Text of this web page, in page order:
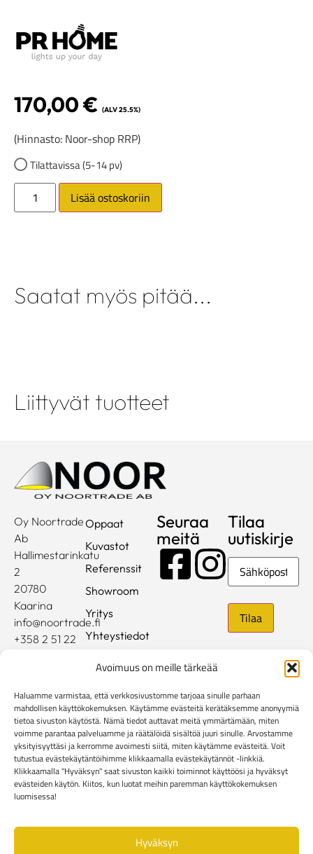
Avoimuus on meille tärkeää
Haluamme varmistaa, että verkkosivustomme tarjoaa sinulle parhaan
mahdollisen käyttökokemuksen. Käytämme evästeitä kerätäksemme anonyymiä
tietoa sivuston käytöstä. Nämä tiedot auttavat meitä ymmärtämään, miten
voimme parantaa palveluamme ja räätälöidä sisältöä juuri sinulle. Arvostamme
yksityisyyttäsi ja kerromme avoimesti siitä, miten käytämme evästeitä. Voit
tutustua evästekäytäntöihimme klikkaamalla evästekäytännöt -linkkiä.
Klikkaamalla "Hyväksyn" saat sivuston kaikki toiminnot käyttöösi ja hyväksyt
evästeiden käytön. Kiitos, kun luotat meihin paremman käyttökokemuksen
luomisessa!
Hyväksyn
170,00€ (ALV 25.5%)
(Hinnasto: Noor-shop RRP)
Tilattavissa (5-14 pv)
Lisää ostoskoriin
Saatat myös pitää...
Liittyvät tuotteet
Oy Noortrade
Ab
Hallimestarinkatu
2
20780
Kaarina
info@noortrade.fi
+358 2 51 22
Oppaat
Kuvastot
Referenssit
Showroom
Yritys
Yhteystiedot
Mediapankki
Seuraa
meitä
Tilaa
uutiskirje
Sähköposti
Rekisteri- ja tietosuojaseloste
Kuluttaja-asiakkaiden toimitusehdot
Yritysasiakkaiden toimitusehdotReklamaatiolomake
Evästekäytännöt